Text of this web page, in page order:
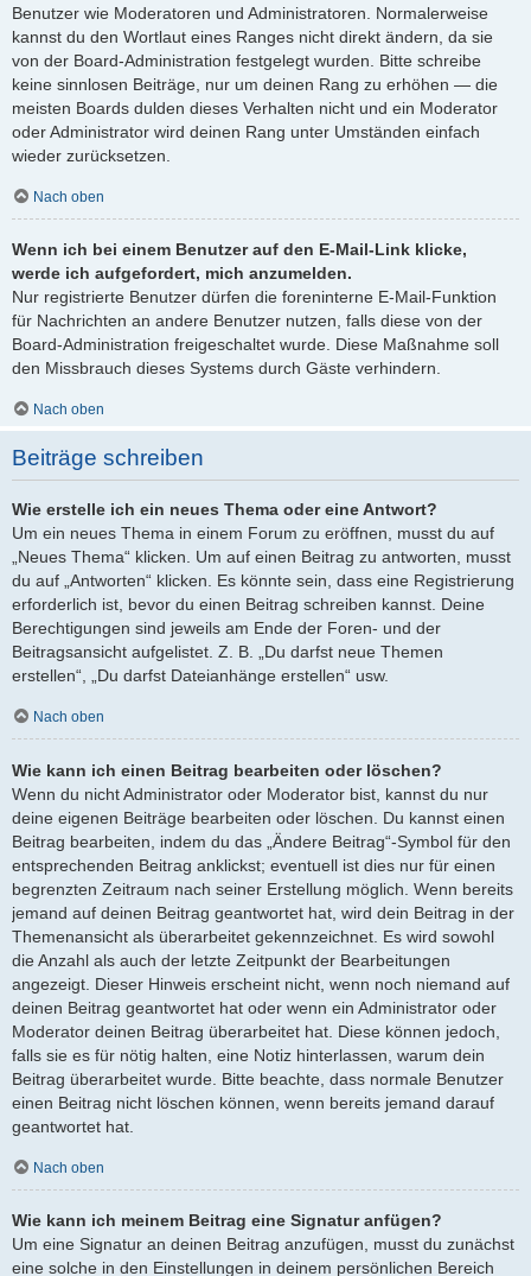
Benutzer wie Moderatoren und Administratoren. Normalerweise
kannst du den Wortlaut eines Ranges nicht direkt ändern, da sie
von der Board-Administration festgelegt wurden. Bitte schreibe
keine sinnlosen Beiträge, nur um deinen Rang zu erhöhen — die
meisten Boards dulden dieses Verhalten nicht und ein Moderator
oder Administrator wird deinen Rang unter Umständen einfach
wieder zurücksetzen.
Nach oben
Wenn ich bei einem Benutzer auf den E-Mail-Link klicke,
werde ich aufgefordert, mich anzumelden.
Nur registrierte Benutzer dürfen die foreninterne E-Mail-Funktion
für Nachrichten an andere Benutzer nutzen, falls diese von der
Board-Administration freigeschaltet wurde. Diese Maßnahme soll
den Missbrauch dieses Systems durch Gäste verhindern.
Nach oben
Beiträge schreiben
Wie erstelle ich ein neues Thema oder eine Antwort?
Um ein neues Thema in einem Forum zu eröffnen, musst du auf
„Neues Thema“ klicken. Um auf einen Beitrag zu antworten, musst
du auf „Antworten“ klicken. Es könnte sein, dass eine Registrierung
erforderlich ist, bevor du einen Beitrag schreiben kannst. Deine
Berechtigungen sind jeweils am Ende der Foren- und der
Beitragsansicht aufgelistet. Z. B. „Du darfst neue Themen
erstellen“, „Du darfst Dateianhänge erstellen“ usw.
Nach oben
Wie kann ich einen Beitrag bearbeiten oder löschen?
Wenn du nicht Administrator oder Moderator bist, kannst du nur
deine eigenen Beiträge bearbeiten oder löschen. Du kannst einen
Beitrag bearbeiten, indem du das „Ändere Beitrag“-Symbol für den
entsprechenden Beitrag anklickst; eventuell ist dies nur für einen
begrenzten Zeitraum nach seiner Erstellung möglich. Wenn bereits
jemand auf deinen Beitrag geantwortet hat, wird dein Beitrag in der
Themenansicht als überarbeitet gekennzeichnet. Es wird sowohl
die Anzahl als auch der letzte Zeitpunkt der Bearbeitungen
angezeigt. Dieser Hinweis erscheint nicht, wenn noch niemand auf
deinen Beitrag geantwortet hat oder wenn ein Administrator oder
Moderator deinen Beitrag überarbeitet hat. Diese können jedoch,
falls sie es für nötig halten, eine Notiz hinterlassen, warum dein
Beitrag überarbeitet wurde. Bitte beachte, dass normale Benutzer
einen Beitrag nicht löschen können, wenn bereits jemand darauf
geantwortet hat.
Nach oben
Wie kann ich meinem Beitrag eine Signatur anfügen?
Um eine Signatur an deinen Beitrag anzufügen, musst du zunächst
eine solche in den Einstellungen in deinem persönlichen Bereich